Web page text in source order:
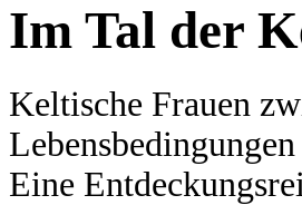
Im Tal der
Keltische Frauen
Eine